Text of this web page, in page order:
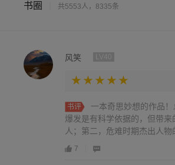
书圈 共5553人，8335条
风笑
书评
一本奇思妙想的作品
爆发是有科学依据的，但带
人；第二，危难时期杰出人
7